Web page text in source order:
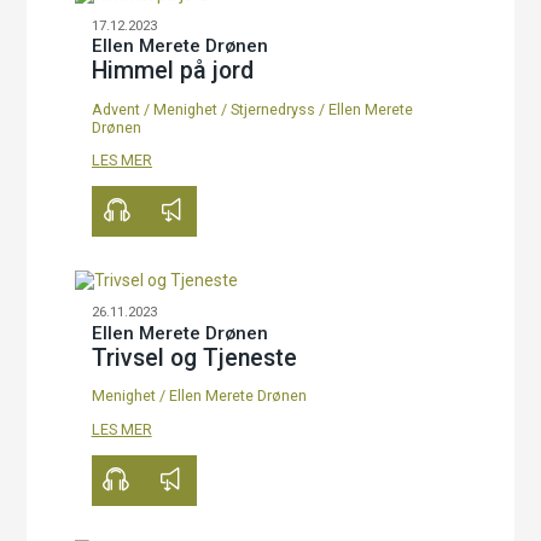
17.12.2023
Ellen Merete Drønen
Himmel på jord
Advent/ Menighet/ Stjernedryss / Ellen Merete
Drønen
LES MER
26.11.2023
Ellen Merete Drønen
Trivsel og Tjeneste
Menighet/ Ellen Merete Drønen
LES MER